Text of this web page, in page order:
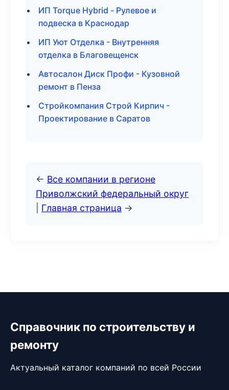
ИП Torque Hybrid - Рулевое и
подвеска в Краснодар
ИП Уют Отделка - Внутренняя
отделка в Благовещенск
Автосалон Диск Профи - Кузовной
ремонт в Пенза
Стройкомпания Строй Кирпич -
Проектирование в Саратов
← Все компании в регионе
Приволжский федеральный округ
Главная страница →
Справочник по строительству и
ремонту
Актуальный каталог компаний по всей России